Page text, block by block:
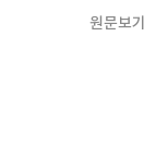
원문보기